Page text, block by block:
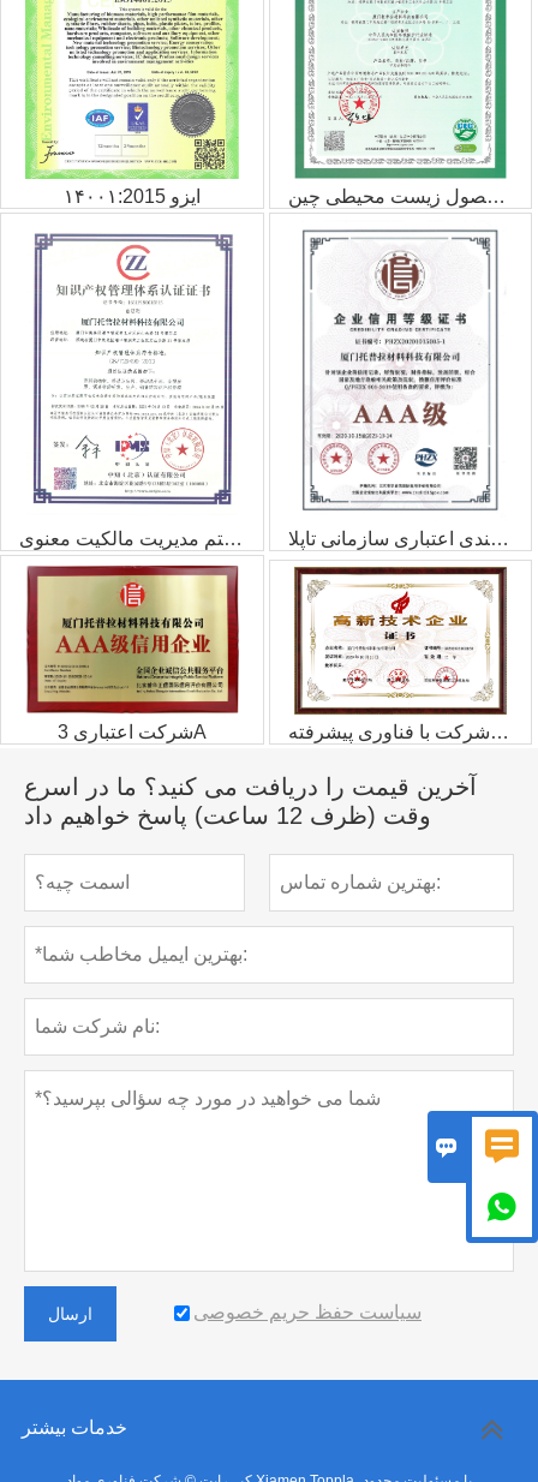
ایزو ۱۴۰۰۱:2015 گواهینامه صدور گواهینامه محصول زیست محیطی چین
گواهی سیستم مدیریت مالکیت معنوی گواهی رتبه‌بندی اعتباری سازمانی تاپلا
شرکت اعتباری 3A گواهی شرکت با فناوری پیشرفته
آخرین قیمت را دریافت می کنید؟ ما در اسرع
وقت (ظرف 12 ساعت) پاسخ خواهیم داد
ارسال سیاست حفظ حریم خصوصی
خدمات بیشتر
 
